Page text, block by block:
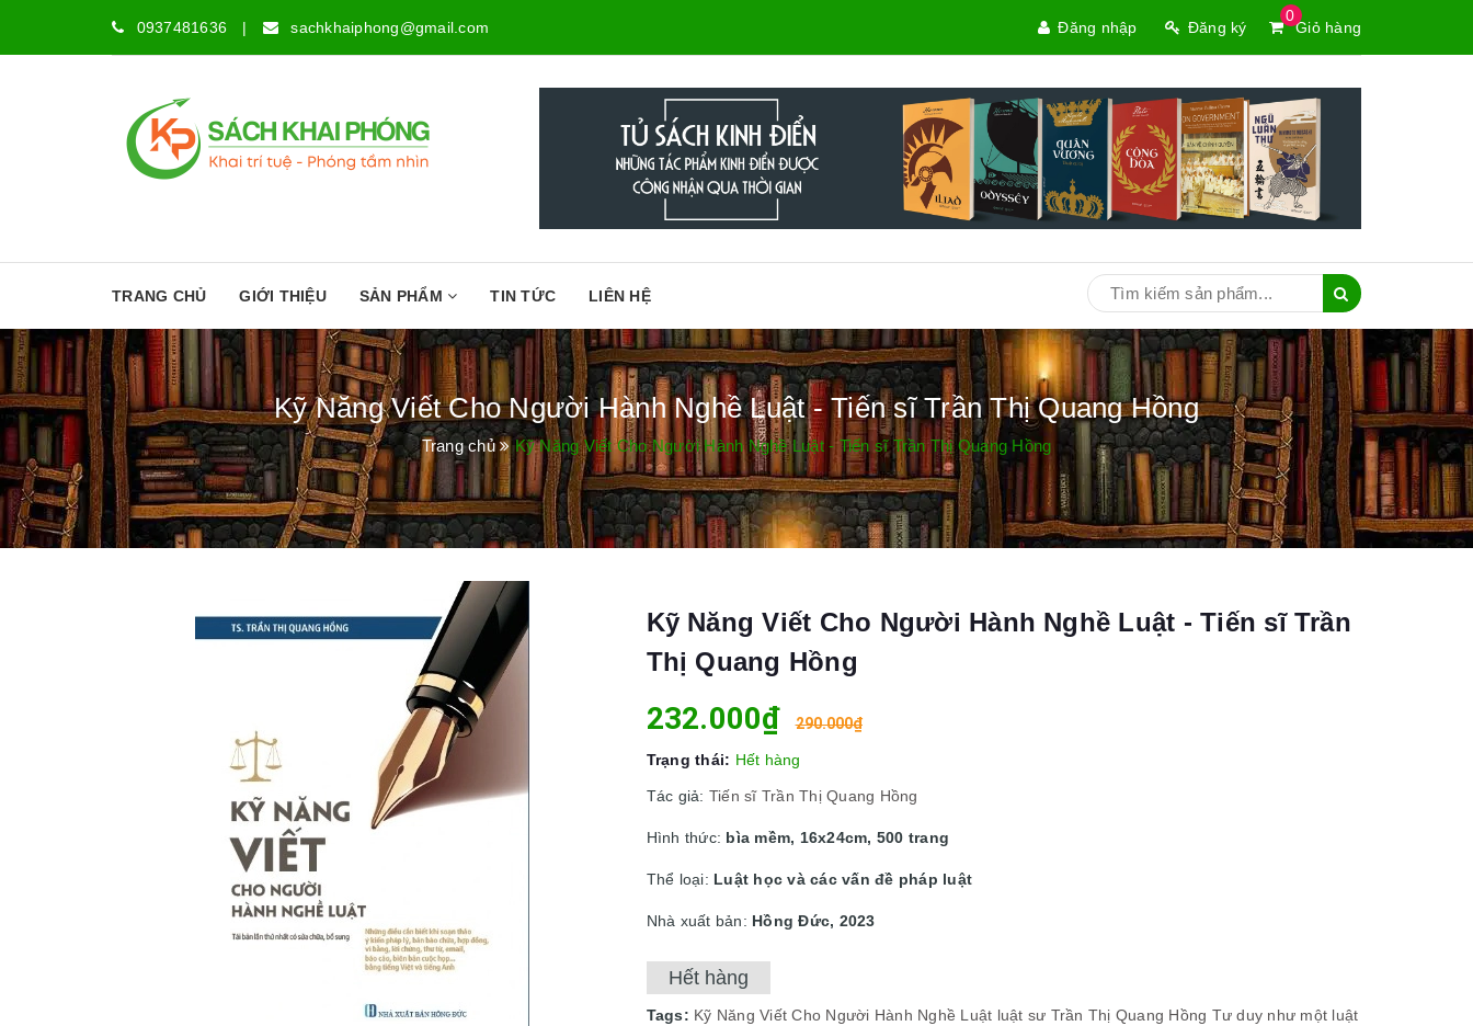
0937481636 | sachkhaiphong@gmail.com
0
Giỏ hàng
Đăng nhập Đăng ký
TRANG CHỦ GIỚI THIỆU SẢN PHẨM TIN TỨC LIÊN HỆ
Kỹ Năng Viết Cho Người Hành Nghề Luật - Tiến sĩ Trần Thị Quang Hồng
Trang chủ Kỹ Năng Viết Cho Người Hành Nghề Luật - Tiến sĩ Trần Thị Quang Hồng
Kỹ Năng Viết Cho Người Hành Nghề Luật - Tiến sĩ Trần
Thị Quang Hồng
232.000₫ 290.000₫
Trạng thái: Hết hàng
Tác giả: Tiến sĩ Trần Thị Quang Hồng
Hình thức: bìa mềm, 16x24cm, 500 trang
Thể loại: Luật học và các vấn đề pháp luật
Nhà xuất bản: Hồng Đức, 2023
Hết hàng
Tags: Kỹ Năng Viết Cho Người Hành Nghề Luật luật sư Trần Thị Quang Hồng Tư duy như một luật